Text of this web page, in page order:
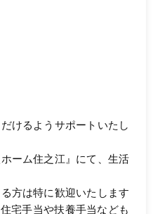
けるようサポートいたし
ーム住之江』にて、生活
方は特に歓迎いたします
宅手当や扶養手当なども